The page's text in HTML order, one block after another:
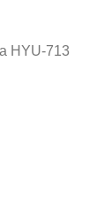
HYU-713